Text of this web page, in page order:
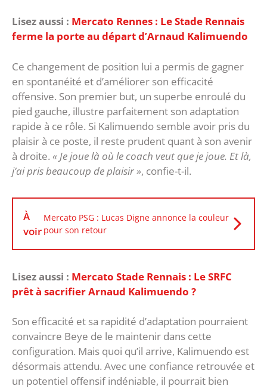
Lisez aussi : Mercato Rennes : Le Stade Rennais
ferme la porte au départ d’Arnaud Kalimuendo
Ce changement de position lui a permis de gagner
en spontanéité et d’améliorer son efficacité
offensive. Son premier but, un superbe enroulé du
pied gauche, illustre parfaitement son adaptation
rapide à ce rôle. Si Kalimuendo semble avoir pris du
plaisir à ce poste, il reste prudent quant à son avenir
à droite. « Je joue là où le coach veut que je joue. Et là,
j’ai pris beaucoup de plaisir », confie-t-il.
À
voir
Mercato PSG : Lucas Digne annonce la couleur
pour son retour
Lisez aussi : Mercato Stade Rennais : Le SRFC
prêt à sacrifier Arnaud Kalimuendo ?
Son efficacité et sa rapidité d’adaptation pourraient
convaincre Beye de le maintenir dans cette
configuration. Mais quoi qu’il arrive, Kalimuendo est
désormais attendu. Avec une confiance retrouvée et
un potentiel offensif indéniable, il pourrait bien